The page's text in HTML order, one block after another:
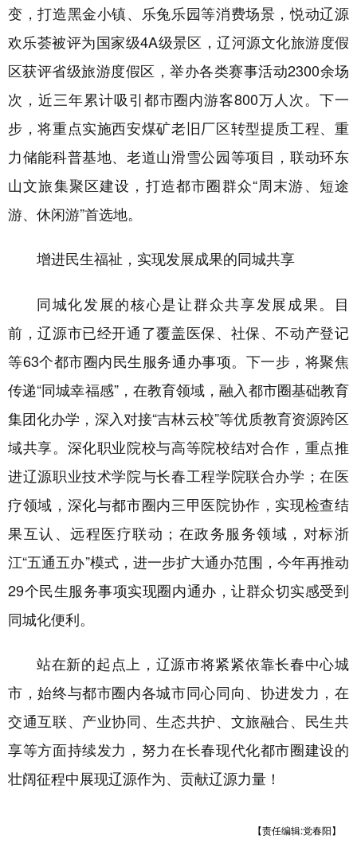
变，打造黑金小镇、乐兔乐园等消费场景，悦动辽源
欢乐荟被评为国家级4A级景区，辽河源文化旅游度假
区获评省级旅游度假区，举办各类赛事活动2300余场
次，近三年累计吸引都市圈内游客800万人次。下一
步，将重点实施西安煤矿老旧厂区转型提质工程、重
力储能科普基地、老道山滑雪公园等项目，联动环东
山文旅集聚区建设，打造都市圈群众“周末游、短途
游、休闲游”首选地。
增进民生福祉，实现发展成果的同城共享
同城化发展的核心是让群众共享发展成果。目
前，辽源市已经开通了覆盖医保、社保、不动产登记
等63个都市圈内民生服务通办事项。下一步，将聚焦
传递“同城幸福感”，在教育领域，融入都市圈基础教育
集团化办学，深入对接“吉林云校”等优质教育资源跨区
域共享。深化职业院校与高等院校结对合作，重点推
进辽源职业技术学院与长春工程学院联合办学；在医
疗领域，深化与都市圈内三甲医院协作，实现检查结
果互认、远程医疗联动；在政务服务领域，对标浙
江“五通五办”模式，进一步扩大通办范围，今年再推动
29个民生服务事项实现圈内通办，让群众切实感受到
同城化便利。
站在新的起点上，辽源市将紧紧依靠长春中心城
市，始终与都市圈内各城市同心同向、 协进发力 ，在
交通互联、产业协同、生态共护、文旅融合、民生共
享等方面持续发力，努力在长春现代化都市圈建设的
壮阔征程中展现辽源作为、贡献辽源力量！
【责任编辑:党春阳】